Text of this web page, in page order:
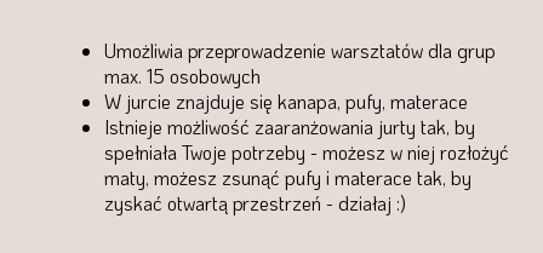
Umożliwia przeprowadzenie warsztatów dla grup
max. 15 osobowych
W jurcie znajduje się kanapa, pufy, materace
Istnieje możliwość zaaranżowania jurty tak, by
spełniała Twoje potrzeby - możesz w niej rozłożyć
maty, możesz zsunąć pufy i materace tak, by
zyskać otwartą przestrzeń - działaj :)